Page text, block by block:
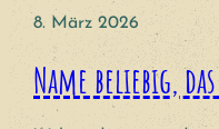
8. März 2026
Name beliebig,